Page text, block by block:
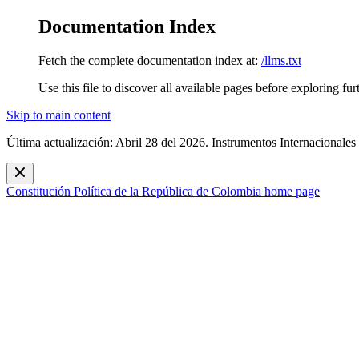
Documentation Index
Fetch the complete documentation index at: /llms.txt
Use this file to discover all available pages before exploring
Skip to main content
Última actualización: Abril 28 del 2026. Instrumentos Internacionales
Constitución Política de la República de Colombia home page